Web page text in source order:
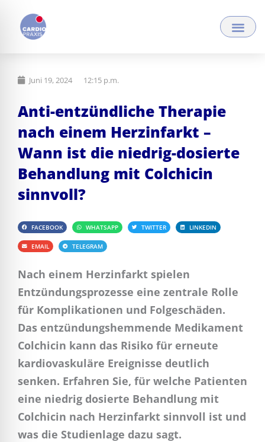
Inhalt
springen
Juni 19, 2024 12:15 p.m.
Anti-entzündliche Therapie
nach einem Herzinfarkt –
Wann ist die niedrig-dosierte
Behandlung mit Colchicin
sinnvoll?
FACEBOOK WHATSAPP TWITTER LINKEDIN
EMAIL TELEGRAM
Nach einem Herzinfarkt spielen
Entzündungsprozesse eine zentrale Rolle
für Komplikationen und Folgeschäden.
Das entzündungshemmende Medikament
Colchicin kann das Risiko für erneute
kardiovaskuläre Ereignisse deutlich
senken. Erfahren Sie, für welche Patienten
eine niedrig dosierte Behandlung mit
Colchicin nach Herzinfarkt sinnvoll ist und
was die Studienlage dazu sagt.